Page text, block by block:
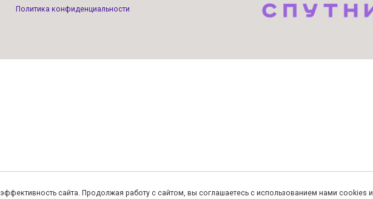
Политика конфиденциальности
сайта. Продолжая работу с сайтом, вы соглашаетесь с использованием нами cookies и